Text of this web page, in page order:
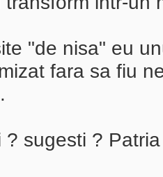
"de nisa" eu
fara sa fiu
? sugesti ?